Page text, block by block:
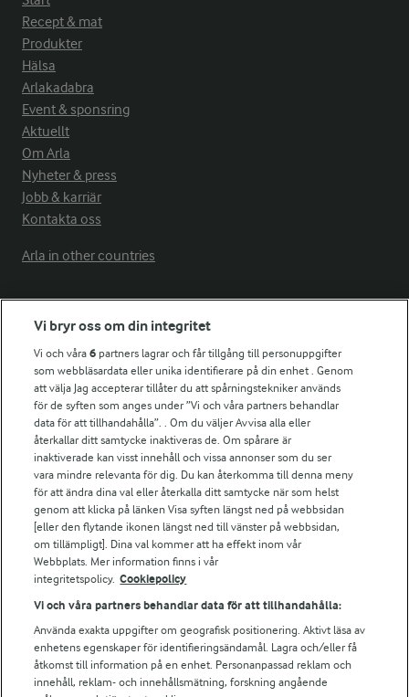
Recept & mat
Produkter
Hälsa
Arlakadabra
Event & sponsring
Aktuellt
Om Arla
Nyheter & press
Jobb & karriär
Kontakta oss
Arla in other countries
Fler Arlasajter
För ägare
Arlas kundportal
Arla.com
Falbygdens Ost
Arla webbshop
Bildbank
Följ oss
Vi bryr oss om din integritet
Vi och våra6 partners lagrar och får tillgång till personuppgifter
som webbläsardata eller unika identifierare på din enhet . Genom
att välja Jag accepterar tillåter du att spårningstekniker används
för de syften som anges under ”Vi och våra partners behandlar
data för att tillhandahålla”. . Om du väljer Avvisa alla eller
återkallar ditt samtycke inaktiveras de. Om spårare är
inaktiverade kan visst innehåll och vissa annonser som du ser
vara mindre relevanta för dig. Du kan återkomma till denna meny
för att ändra dina val eller återkalla ditt samtycke när som helst
genom att klicka på länken Visa syften längst ned på webbsidan
[eller den flytande ikonen längst ned till vänster på webbsidan,
om tillämpligt]. Dina val kommer att ha effekt inom vår
Webbplats. Mer information finns i vår
integritetspolicy. Cookiepolicy
Vi och våra partners behandlar data för att tillhandahålla:
Använda exakta uppgifter om geografisk positionering. Aktivt läsa av
enhetens egenskaper för identifieringsändamål. Lagra och/eller få
åtkomst till information på en enhet. Personanpassad reklam och
innehåll, reklam- och innehållsmätning, forskning angående